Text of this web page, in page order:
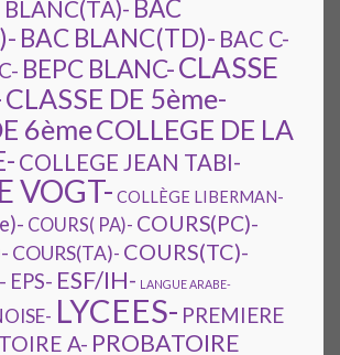
BLANC(TA)- BAC
BAC BLANC(TD)- BAC C-
BEPC BLANC-CLASSE
CLASSE DE 5ème-
6èmeCOLLEGE DE LA
COLLEGE JEAN TABI-
VOGT- COLLÈGE LIBERMAN-
COURS( PA)- COURS(PC)-
COURS(TA)- COURS(TC)-
EPS- ESF/IH- LANGUE ARABE-
LYCEES- PREMIERE
A- PROBATOIRE